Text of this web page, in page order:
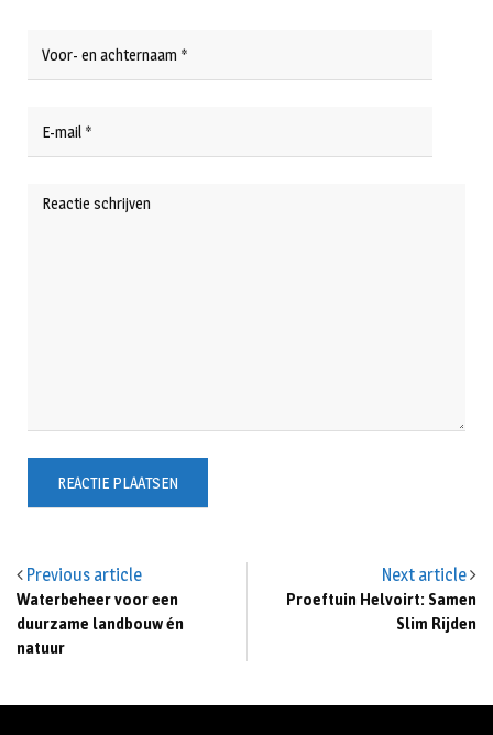
Previous article
Waterbeheer voor een
duurzame landbouw én
natuur
Next article
Proeftuin Helvoirt: Samen
Slim Rijden